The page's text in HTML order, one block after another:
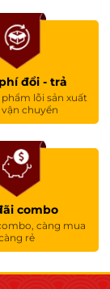
đổi - trả
lỗi sản xuất
chuyển
combo
càng mua
rẻ